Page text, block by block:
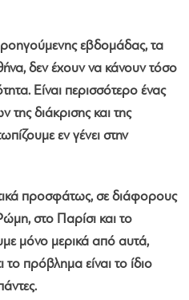
εβδομάδας, τα
δεν έχουν να κάνουν τόσο
Είναι περισσότερο ένας
διάκρισης και της
εν γένει στην
προσφάτως, σε διάφορους
στο Παρίσι και το
μόνο μερικά από αυτά,
πρόβλημα είναι το ίδιο